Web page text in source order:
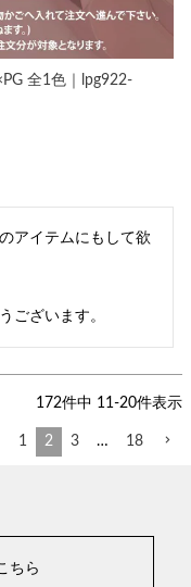
全1色｜lpg922-
アイテムにもして欲
172件中 11-20件表示
1 2 3 … 18
ちら